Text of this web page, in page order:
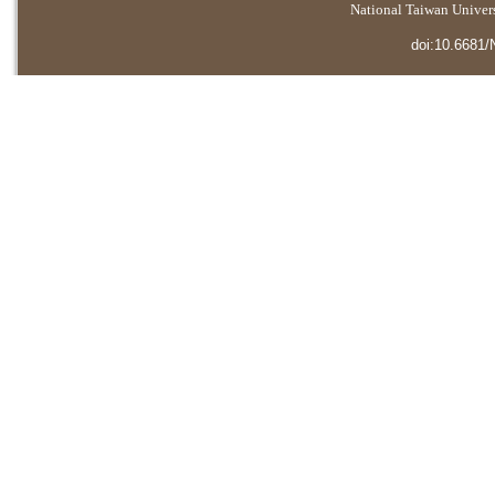
National Taiwan
doi:10.6681/